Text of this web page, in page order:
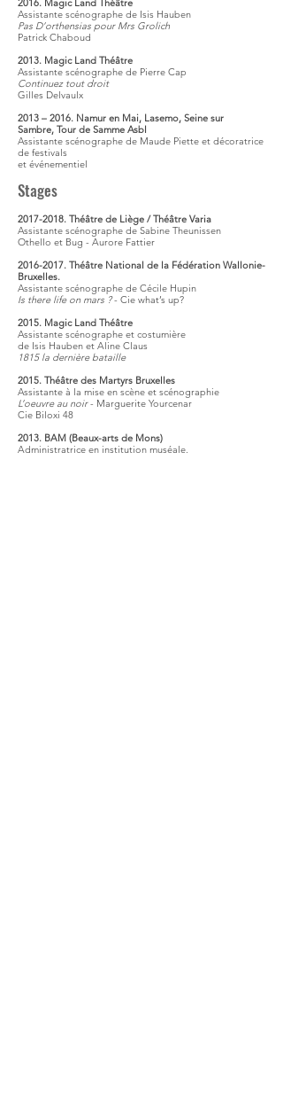
2016. Magic Land Théâtre
Assistante scénographe de Isis Hauben
Pas D’orthensias pour Mrs Grolich
Patrick Chaboud
2013. Magic Land Théâtre
Assistante scénographe de Pierre Cap
Continuez tout droit
Gilles Delvaulx
2013 – 2016. Namur en Mai, Lasemo, Seine sur
Sambre, Tour de Samme Asbl
Assistante scénographe de Maude Piette et décoratrice
de festivals
et événementiel
Stages
2017-2018. Théâtre de Liège / Théâtre Varia
Assistante scénographe de Sabine Theunissen
Othello et Bug - Aurore Fattier
2016-2017. Théâtre National de la Fédération Wallonie-
Bruxelles.
Assistante scénographe de Cécile Hupin
Is there life on mars ?- Cie what’s up?
2015. Magic Land Théâtre
Assistante scénographe et costumière
de Isis Hauben et Aline Claus
1815 la dernière bataille
2015. Théâtre des Martyrs Bruxelles
Assistante à la mise en scène et scénographie
L’oeuvre au noir- Marguerite Yourcenar
Cie Biloxi 48
2013. BAM (Beaux-arts de Mons)
Administratrice en institution muséale.